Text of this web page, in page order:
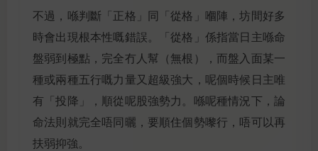
不過，喺判斷「正格」同「從格」嗰陣，坊間好多
時會出現根本性嘅錯誤。「從格」係指當日主喺命
盤弱到極點，完全冇人幫（無根），而盤入面某一
種或兩種五行嘅力量又超級強大，呢個時候日主唯
有「投降」，順從呢股強勢力。喺呢種情況下，論
命法則就完全唔同曬，要順住個勢嚟行，唔可以再
扶弱抑強。